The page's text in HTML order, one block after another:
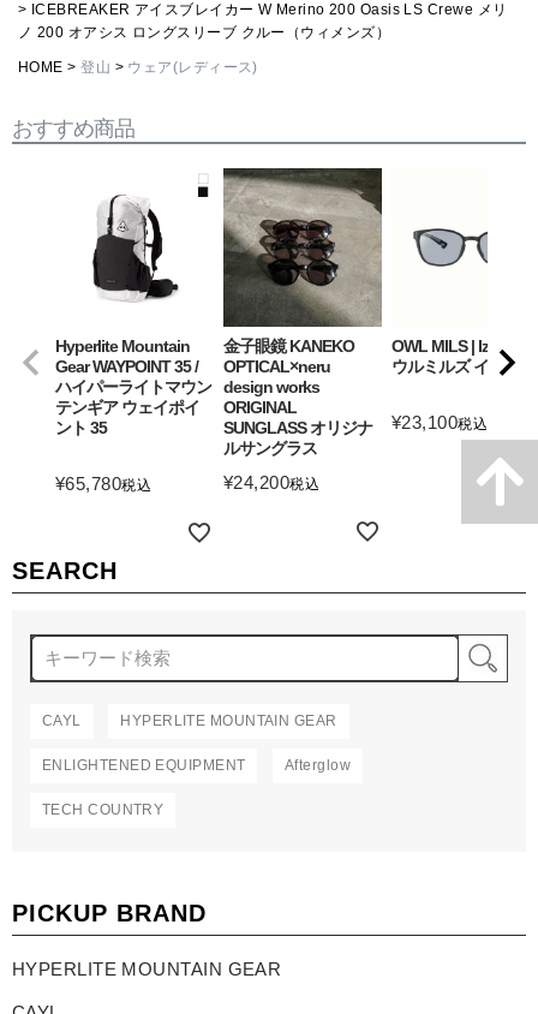
SEARCH
CAYL HYPERLITE MOUNTAIN GEAR
ENLIGHTENED EQUIPMENT Afterglow
TECH COUNTRY
PICKUP BRAND
HYPERLITE MOUNTAIN GEAR
ICEBREAKER アイスブレイカー W Merino 200 Oasis LS Crewe メリ
ノ 200 オアシス ロングスリーブ クルー（ウィメンズ）
HOME 登山 ウェア(レディース)
おすすめ商品
Hyperlite Mountain
Gear WAYPOINT 35 /
ハイパーライトマウン
テンギア ウェイポイ
ント 35
¥65,780税込
金子眼鏡 KANEKO
OPTICAL×neru
design works
ORIGINAL
SUNGLASS オリジナ
ルサングラス
¥24,200税込
OWL MILS | Izanagi
ウルミルズ イザナギ
¥23,100税込
詳細を見る